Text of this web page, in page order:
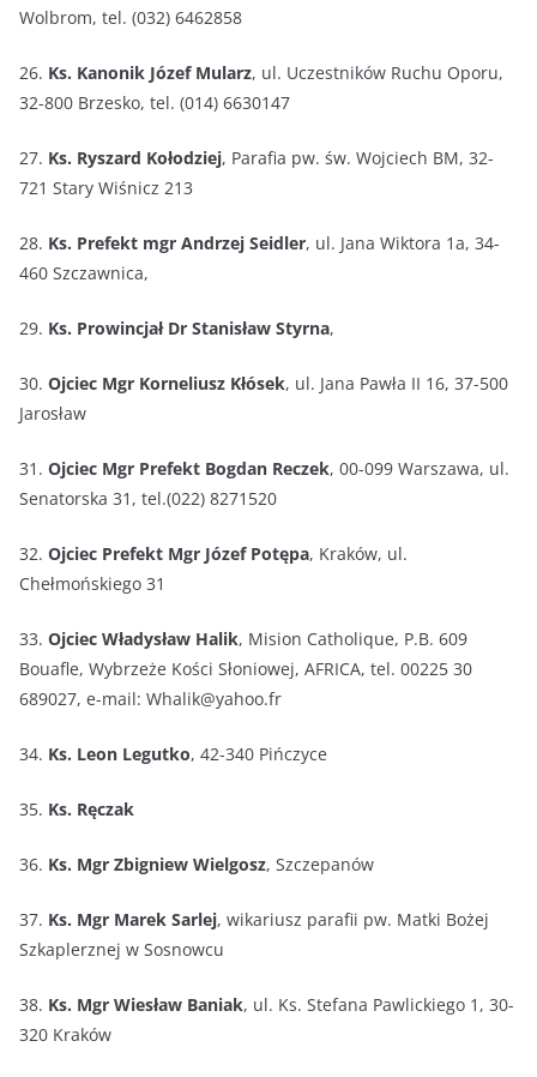
Wolbrom, tel. (032) 6462858
26. Ks. Kanonik Józef Mularz, ul. Uczestników Ruchu Oporu,
32-800 Brzesko, tel. (014) 6630147
27. Ks. Ryszard Kołodziej, Parafia pw. św. Wojciech BM, 32-
721 Stary Wiśnicz 213
28. Ks. Prefekt mgr Andrzej Seidler, ul. Jana Wiktora 1a, 34-
460 Szczawnica,
29. Ks. Prowincjał Dr Stanisław Styrna,
30. Ojciec Mgr Korneliusz Kłósek, ul. Jana Pawła II 16, 37-500
Jarosław
31. Ojciec Mgr Prefekt Bogdan Reczek, 00-099 Warszawa, ul.
Senatorska 31, tel.(022) 8271520
32. Ojciec Prefekt Mgr Józef Potępa, Kraków, ul.
Chełmońskiego 31
33. Ojciec Władysław Halik, Mision Catholique, P.B. 609
Bouafle, Wybrzeże Kości Słoniowej, AFRICA, tel. 00225 30
689027, e-mail: Whalik@yahoo.fr
34. Ks. Leon Legutko, 42-340 Pińczyce
35. Ks. Ręczak
36. Ks. Mgr Zbigniew Wielgosz, Szczepanów
37. Ks. Mgr Marek Sarlej, wikariusz parafii pw. Matki Bożej
Szkaplerznej w Sosnowcu
38. Ks. Mgr Wiesław Baniak, ul. Ks. Stefana Pawlickiego 1, 30-
320 Kraków